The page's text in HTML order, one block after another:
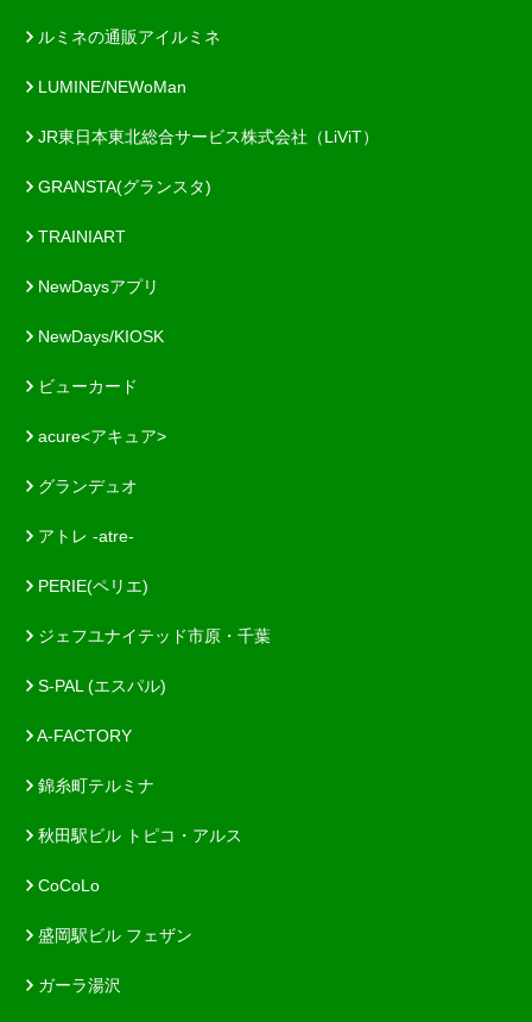
ルミネの通販アイルミネ
LUMINE/NEWoMan
JR東日本東北総合サービス株式会社（LiViT）
GRANSTA(グランスタ)
TRAINIART
NewDaysアプリ
NewDays/KIOSK
ビューカード
acure<アキュア>
グランデュオ
アトレ -atre-
PERIE(ペリエ)
ジェフユナイテッド市原・千葉
S-PAL (エスパル)
A-FACTORY
錦糸町テルミナ
秋田駅ビル トピコ・アルス
CoCoLo
盛岡駅ビル フェザン
ガーラ湯沢